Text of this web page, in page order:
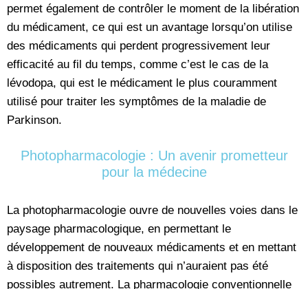
permet également de contrôler le moment de la libération
du médicament, ce qui est un avantage lorsqu’on utilise
des médicaments qui perdent progressivement leur
efficacité au fil du temps, comme c’est le cas de la
lévodopa, qui est le médicament le plus couramment
utilisé pour traiter les symptômes de la maladie de
Parkinson.
Photopharmacologie : Un avenir prometteur
pour la médecine
La photopharmacologie ouvre de nouvelles voies dans le
paysage pharmacologique, en permettant le
développement de nouveaux médicaments et en mettant
à disposition des traitements qui n’auraient pas été
possibles autrement. La pharmacologie conventionnelle